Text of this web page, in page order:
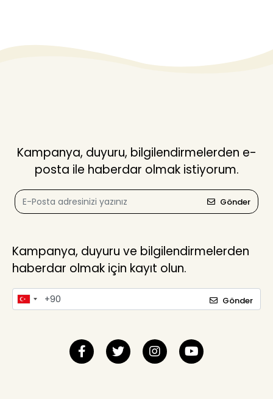
Kampanya, duyuru, bilgilendirmelerden e-
posta ile haberdar olmak istiyorum.
Gönder
Kampanya, duyuru ve bilgilendirmelerden
haberdar olmak için kayıt olun.
Gönder